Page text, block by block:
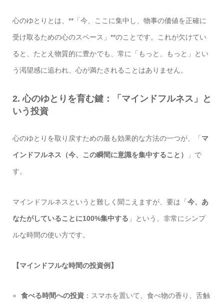
心のゆとりとは、**「今、ここに集中し、物事の価値を正確に
受け取るための心のスペース」**のことです。これが欠けてい
ると、たとえ物質的に豊かでも、常に「もっと、もっと」とい
う渇望感に追われ、心が満たされることはありません。
2. 心のゆとりを育む鍵：「マインドフルネス」と
いう投資
心のゆとりを取り戻すための最も効果的な方法の一つが、「マ
インドフルネス（今、この瞬間に意識を集中すること） 」で
す。
マインドフルネスというと難しく聞こえますが、要は「今、あ
なたがしていることに100%集中する 」という、非常にシンプ
ルな時間の使い方です。
【マインドフルな時間の投資例】
食べる時間への投資 ：スマホを置いて、食べ物の香り、舌触